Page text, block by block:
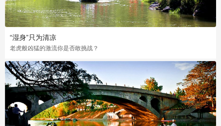
“湿身”只为清凉
老虎般凶猛的激流你是否敢挑战？